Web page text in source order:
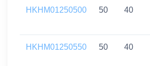
HKHM01250500 50 40
HKHM01250550 50 40